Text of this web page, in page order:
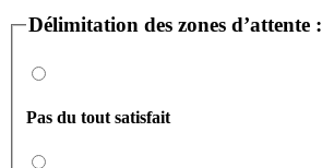
Délimitation des zones d’attente :
Pas du tout satisfait